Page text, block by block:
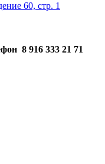
60, стр. 1
8 916 333 21 71